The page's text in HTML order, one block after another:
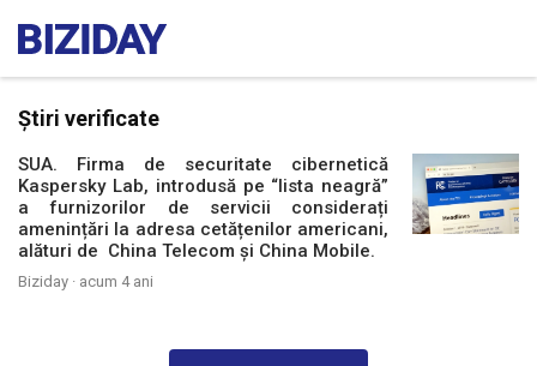
Știri verificate
SUA. Firma de securitate cibernetică
Kaspersky Lab, introdusă pe “lista neagră”
a furnizorilor de servicii considerați
amenințări la adresa cetățenilor americani,
alături de China Telecom și China Mobile.
Biziday · acum 4 ani